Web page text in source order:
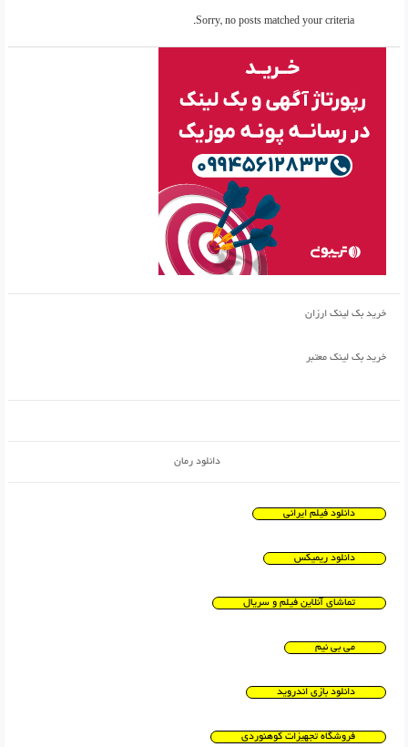
Sorry, no posts matched your criteria.
خرید بک لینک ارزان
خرید بک لینک معتبر
دانلود رمان
دانلود فیلم ایرانی
دانلود ریمیکس
تماشای آنلاین فیلم و سریال
می بی نیم
دانلود بازی اندروید
فروشگاه تجهیزات کوهنوردی